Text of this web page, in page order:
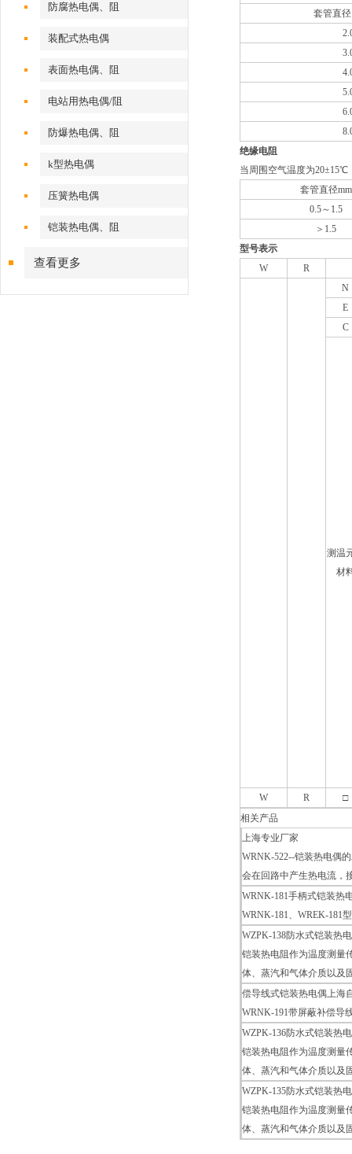
防腐热电偶、阻
装配式热电偶
表面热电偶、阻
电站用热电偶/阻
防爆热电偶、阻
k型热电偶
压簧热电偶
铠装热电偶、阻
查看更多
套管直
绝缘电阻
当周围空气温度为20±15℃
套管直径mm
0.5～1.5
＞1.5
型号表示
W
R
N
E
C
测温
材
W R
□
相关产品
上海专业厂家
WRNK-522--铠装热电偶
会在回路中产生热电流，
WRNK-181手柄式铠装热
WRNK-181、WREK-181
WZPK-138防水式铠装热
铠装热电阻作为温度测量
体、蒸汽和气体介质以及
偿导线式铠装热电偶上海
WRNK-191带屏蔽补偿导
WZPK-136防水式铠装热
铠装热电阻作为温度测量
体、蒸汽和气体介质以及
WZPK-135防水式铠装热
铠装热电阻作为温度测量
体、蒸汽和气体介质以及